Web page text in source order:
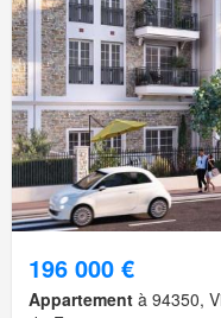
196 000 €
Appartement à 94350,